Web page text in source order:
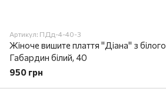
Артикул: ПДд-4-40-3
Жіноче вишите плаття "Діана" з білого габардину,
Габардин білий, 40
950 грн